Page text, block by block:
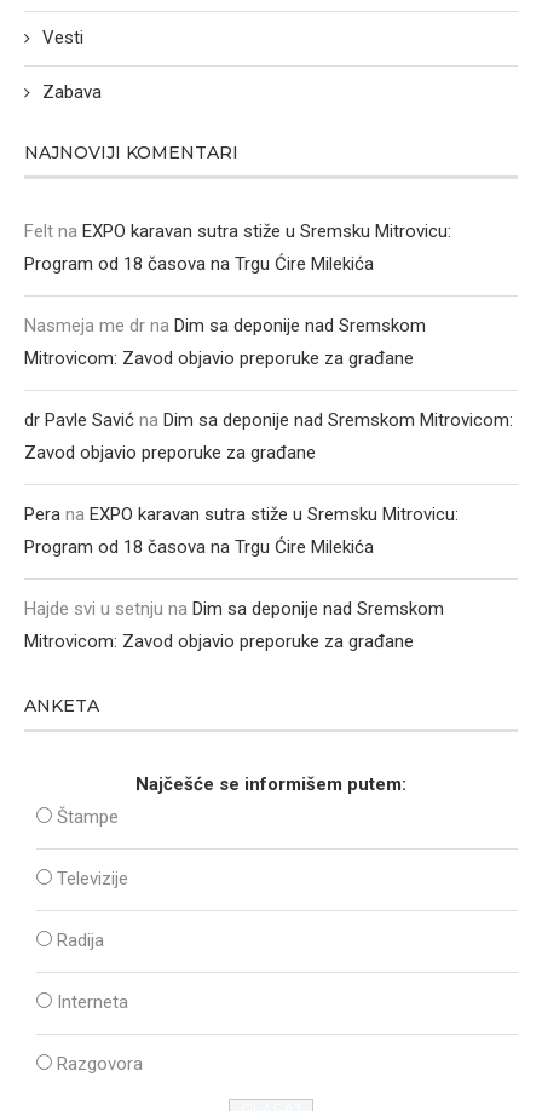
Vesti
Zabava
NAJNOVIJI KOMENTARI
Felt na EXPO karavan sutra stiže u Sremsku Mitrovicu:
Program od 18 časova na Trgu Ćire Milekića
Nasmeja me dr na Dim sa deponije nad Sremskom
Mitrovicom: Zavod objavio preporuke za građane
dr Pavle Savić na Dim sa deponije nad Sremskom Mitrovicom:
Zavod objavio preporuke za građane
Pera na EXPO karavan sutra stiže u Sremsku Mitrovicu:
Program od 18 časova na Trgu Ćire Milekića
Hajde svi u setnju na Dim sa deponije nad Sremskom
Mitrovicom: Zavod objavio preporuke za građane
ANKETA
Najčešće se informišem putem:
Štampe
Televizije
Radija
Interneta
Razgovora